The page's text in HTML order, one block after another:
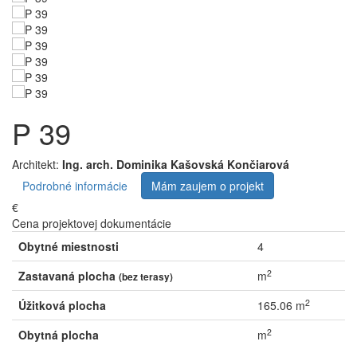
P 39
Architekt: Ing. arch. Dominika Kašovská Končiarová
Podrobné informácie
Mám zaujem o projekt
€
Cena projektovej dokumentácie
Obytné miestnosti
4
Zastavaná plocha (bez terasy) m2
Úžitková plocha 165.06 m2
Obytná plocha m2